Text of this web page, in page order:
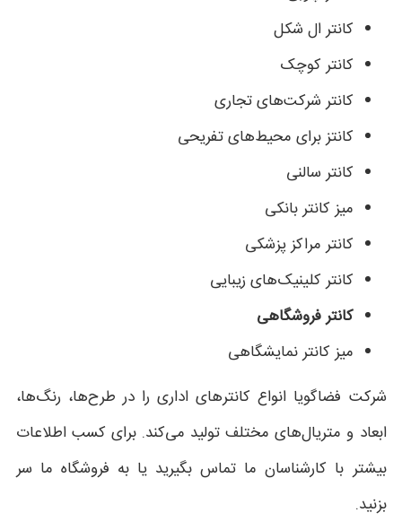
کانتر ال شکل
کانتر کوچک
کانتر شرکت‌های تجاری
کانتز برای محیط‌های تفریحی
کانتر سالنی
میز کانتر بانکی
کانتر مراکز پزشکی
کانتر کلینیک‌های زیبایی
کانتر فروشگاهی
میز کانتر نمایشگاهی
شرکت فضاگویا انواع کانترهای اداری را در طرح‌ها، رنگ‌ها،
ابعاد و متریال‌های مختلف تولید می‌کند. برای کسب اطلاعات
بیشتر با کارشناسان ما تماس بگیرید یا به فروشگاه ما سر
بزنید.